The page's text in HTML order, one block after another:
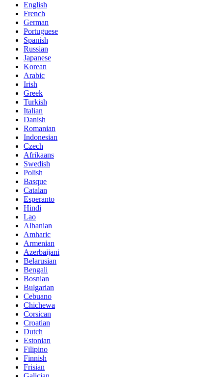
English
French
German
Portuguese
Spanish
Russian
Japanese
Korean
Arabic
Irish
Greek
Turkish
Italian
Danish
Romanian
Indonesian
Czech
Afrikaans
Swedish
Polish
Basque
Catalan
Esperanto
Hindi
Lao
Albanian
Amharic
Armenian
Azerbaijani
Belarusian
Bengali
Bosnian
Bulgarian
Cebuano
Chichewa
Corsican
Croatian
Dutch
Estonian
Filipino
Finnish
Frisian